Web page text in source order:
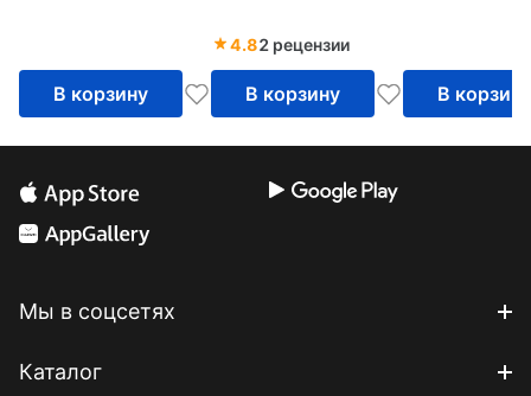
В корзину
4.82 рецензии
В корзину В корзину
Мы в соцсетях
Каталог